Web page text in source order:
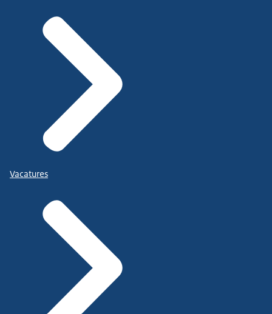
Vacatures